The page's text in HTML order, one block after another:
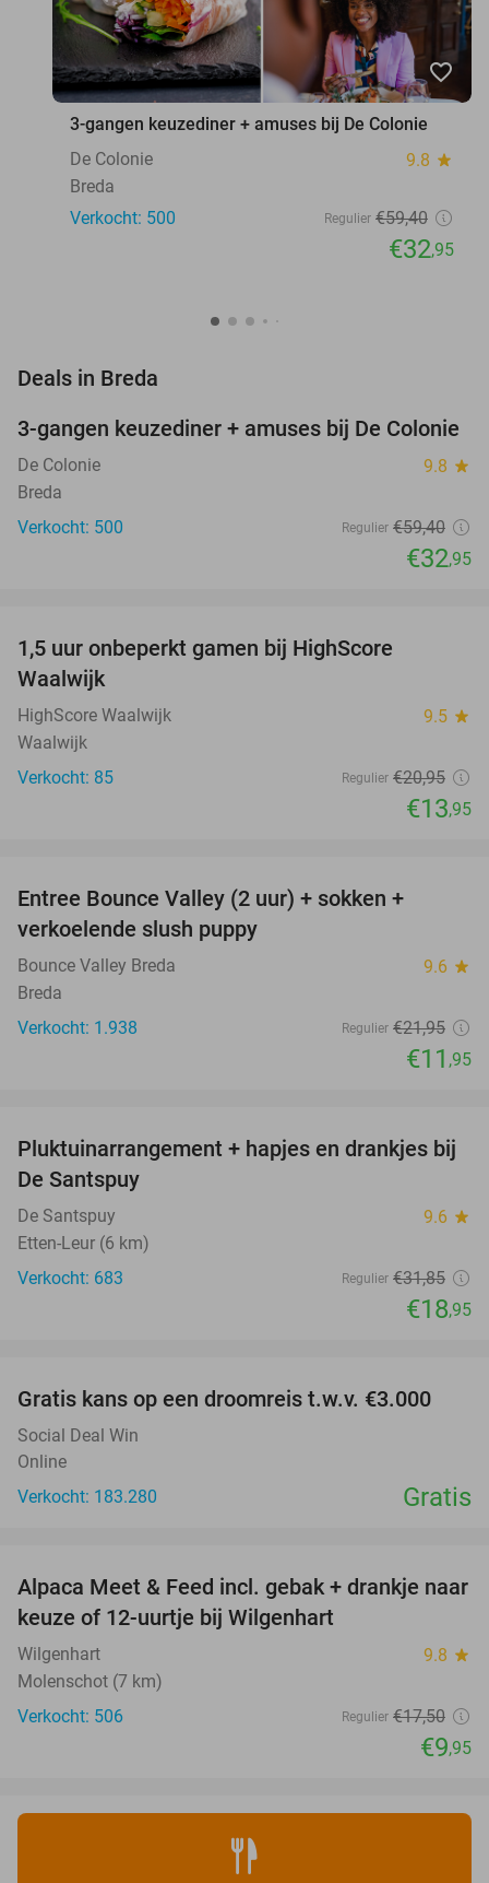
favorite_border
3-gangen keuzediner + amuses bij De Colonie
De Colonie
9.8 star
Breda
Verkocht: 500
Regulier €59,40
€32,95
Deals in Breda
45%
3-gangen keuzediner + amuses bij De Colonie
De Colonie 9.8 star
Breda
Verkocht: 500
Regulier €59,40
€32,95
TODAY
1,5 uur onbeperkt gamen bij HighScore
Waalwijk
HighScore Waalwijk 9.5 star
Waalwijk
Verkocht: 85
Regulier €20,95
€13,95
Entree Bounce Valley (2 uur) + sokken +
verkoelende slush puppy
Bounce Valley Breda 9.6 star
Breda
Verkocht: 1.938
Regulier €21,95
€11 ,95
41%
Pluktuinarrangement + hapjes en drankjes bij
De Santspuy
De Santspuy 9.6 star
Etten-Leur (6 km)
Verkocht: 683
Regulier €31,85
€18,95
Gratis kans op een droomreis t.w.v. €3.000
Social Deal Win
Online
Verkocht: 183.280
Gratis
43%
Alpaca Meet & Feed incl. gebak + drankje naar
keuze of 12-uurtje bij Wilgenhart
Wilgenhart 9.8 star
Molenschot (7 km)
Verkocht: 506
Regulier €17,50
€9,95